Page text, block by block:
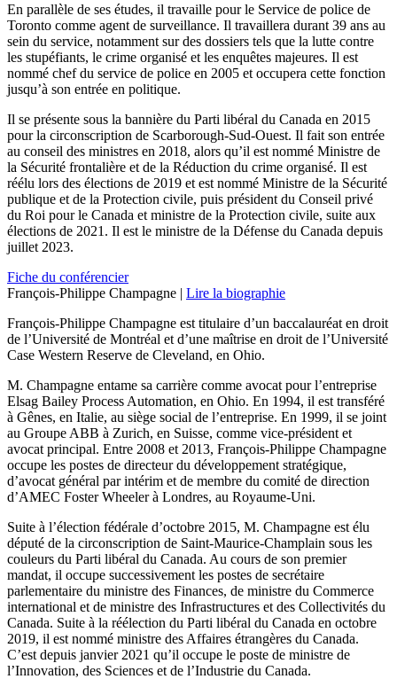
En parallèle de ses études, il travaille pour le Service de police de
Toronto comme agent de surveillance. Il travaillera durant 39 ans au
sein du service, notamment sur des dossiers tels que la lutte contre
les stupéfiants, le crime organisé et les enquêtes majeures. Il est
nommé chef du service de police en 2005 et occupera cette fonction
jusqu’à son entrée en politique.
Il se présente sous la bannière du Parti libéral du Canada en 2015
pour la circonscription de Scarborough-Sud-Ouest. Il fait son entrée
au conseil des ministres en 2018, alors qu’il est nommé Ministre de
la Sécurité frontalière et de la Réduction du crime organisé. Il est
réélu lors des élections de 2019 et est nommé Ministre de la Sécurité
publique et de la Protection civile, puis président du Conseil privé
du Roi pour le Canada et ministre de la Protection civile, suite aux
élections de 2021. Il est le ministre de la Défense du Canada depuis
juillet 2023.
Fiche du conférencier
François-Philippe Champagne | Lire la biographie
François-Philippe Champagne est titulaire d’un baccalauréat en droit
de l’Université de Montréal et d’une maîtrise en droit de l’Université
Case Western Reserve de Cleveland, en Ohio.
M. Champagne entame sa carrière comme avocat pour l’entreprise
Elsag Bailey Process Automation, en Ohio. En 1994, il est transféré
à Gênes, en Italie, au siège social de l’entreprise. En 1999, il se joint
au Groupe ABB à Zurich, en Suisse, comme vice-président et
avocat principal. Entre 2008 et 2013, François-Philippe Champagne
occupe les postes de directeur du développement stratégique,
d’avocat général par intérim et de membre du comité de direction
d’AMEC Foster Wheeler à Londres, au Royaume-Uni.
Suite à l’élection fédérale d’octobre 2015, M. Champagne est élu
député de la circonscription de Saint-Maurice-Champlain sous les
couleurs du Parti libéral du Canada. Au cours de son premier
mandat, il occupe successivement les postes de secrétaire
parlementaire du ministre des Finances, de ministre du Commerce
international et de ministre des Infrastructures et des Collectivités du
Canada. Suite à la réélection du Parti libéral du Canada en octobre
2019, il est nommé ministre des Affaires étrangères du Canada.
C’est depuis janvier 2021 qu’il occupe le poste de ministre de
l’Innovation, des Sciences et de l’Industrie du Canada.